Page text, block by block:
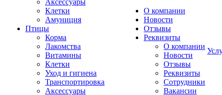
Аксессуары
Клетки
Амуниция
Птицы
Корма
Лакомства
Витамины
Клетки
Уход и гигиена
Транспортировка
Аксессуары
О компании
Новости
Отзывы
Реквизиты
О компании
Новости
Отзывы
Реквизиты
Сотрудники
Вакансии